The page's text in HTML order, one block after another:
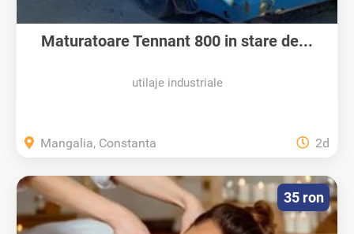
Maturatoare Tennant 800 in stare de...
utilaje industriale
Mangalia, Constanta 2d
35 ron